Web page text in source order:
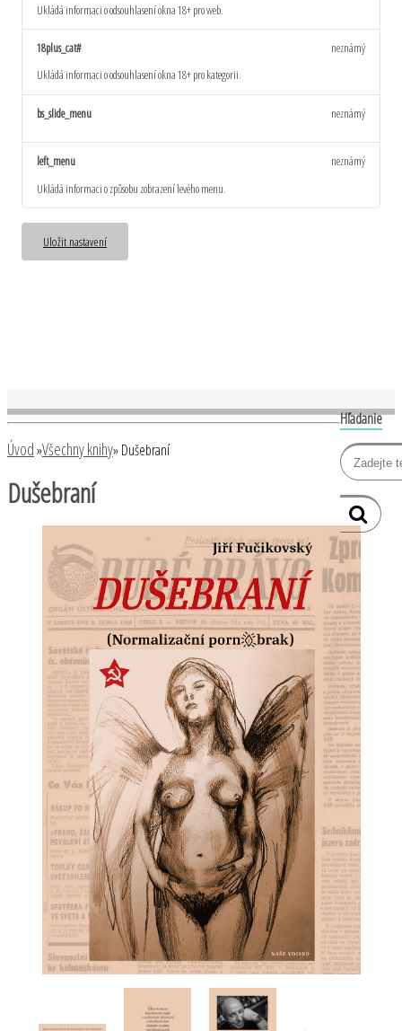
Ukládá informaci o odsouhlasení okna 18+ pro web.
18plus_cat#
Ukládá informaci o odsouhlasení okna 18+ pro kategorii.
neznámý
bs_slide_menu neznámý
left_menu
Ukládá informaci o způsobu zobrazení levého menu.
neznámý
Uložit nastavení
Hľadanie
Úvod»Všechny knihy»Dušebraní
Dušebraní